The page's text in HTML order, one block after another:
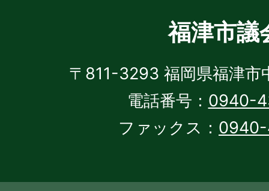
福津市議
〒811-3293 福岡県福津市
電話番号： 0940-
ファックス：